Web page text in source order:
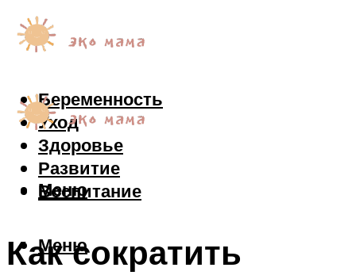
Беременность
Уход
Здоровье
Развитие
Воспитание
Меню
Меню
Как сократить